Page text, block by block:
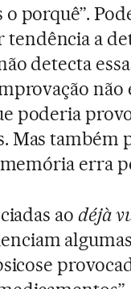
porquê”.
tendência a
detecta
não
poderia
Mas também
erra
aodéjà
algumas